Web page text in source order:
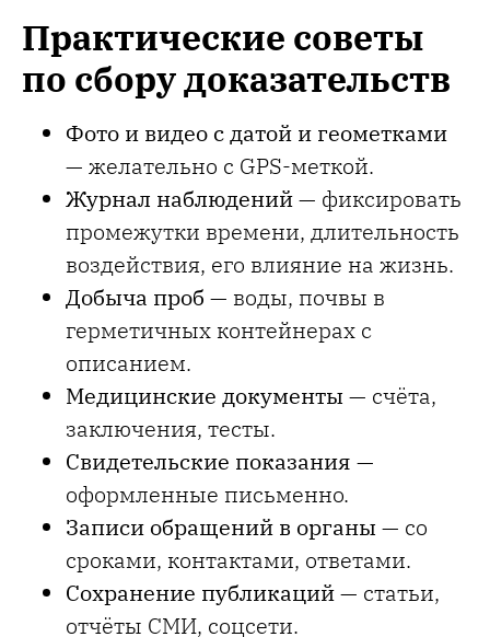
Практические советы
по сбору доказательств
Фото и видео с датой и геометками
— желательно с GPS-меткой.
Журнал наблюдений— фиксировать
промежутки времени, длительность
воздействия, его влияние на жизнь.
Добыча проб — воды, почвы в
герметичных контейнерах с
описанием.
Медицинские документы — счёта,
заключения, тесты.
Свидетельские показания —
оформленные письменно.
Записи обращений в органы — со
сроками, контактами, ответами.
Сохранение публикаций— статьи,
отчёты СМИ, соцсети.